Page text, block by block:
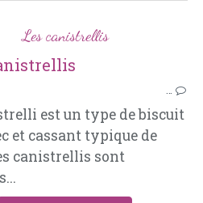
Les canistrellis
est un type de biscuit
et cassant typique de
canistrellis sont